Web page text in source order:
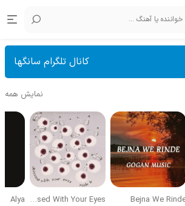
کانال تلگرام سانگها
نمایش همه
Bejna We
Obsessed With Your Eyes
Alya